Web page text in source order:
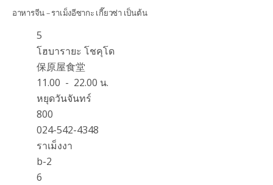
อาหารจีน – ราเม็งอีซากะ เกี๊ยวซ่า เป็นต้น
5
โฮบารายะ โชคุโด
保原屋食堂
11.00 - 22.00 น.
หยุดวันจันทร์
800
024-542-4348
ราเม็งงา
b-2
6